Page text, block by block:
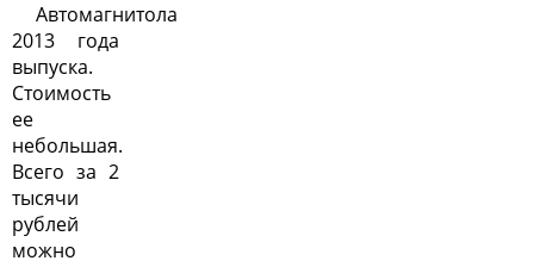
Автомагнитола
2013 года
выпуска.
Стоимость
ее
небольшая.
Всего за 2
тысячи
рублей
можно